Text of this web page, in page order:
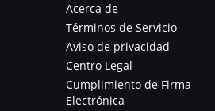
Acerca de
Términos de Servicio
Aviso de privacidad
Centro Legal
Cumplimiento de Firma
Electrónica